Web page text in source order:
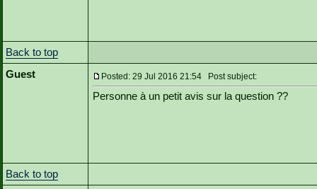
Back to top
Guest
Posted: 29 Jul 2016 21:54 Post subject:
Personne à un petit avis sur la question ??
Back to top